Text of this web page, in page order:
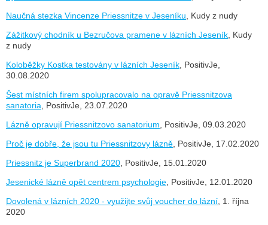
Naučná stezka Vincenze Priessnitze v Jeseníku , Kudy z nudy
Zážitkový chodník u Bezručova pramene v lázních Jeseník , Kudy
z nudy
Koloběžky Kostka testovány v lázních Jeseník , PositivJe,
30.08.2020
Šest místních firem spolupracovalo na opravě Priessnitzova
sanatoria , PositivJe, 23.07.2020
Lázně opravují Priessnitzovo sanatorium , PositivJe, 09.03.2020
Proč je dobře, že jsou tu Priessnitzovy lázně , PositivJe, 17.02.2020
Priessnitz je Superbrand 2020 , PositivJe, 15.01.2020
Jesenické lázně opět centrem psychologie , PositivJe, 12.01.2020
Dovolená v lázních 2020 - využijte svůj voucher do lázní , 1. října
2020